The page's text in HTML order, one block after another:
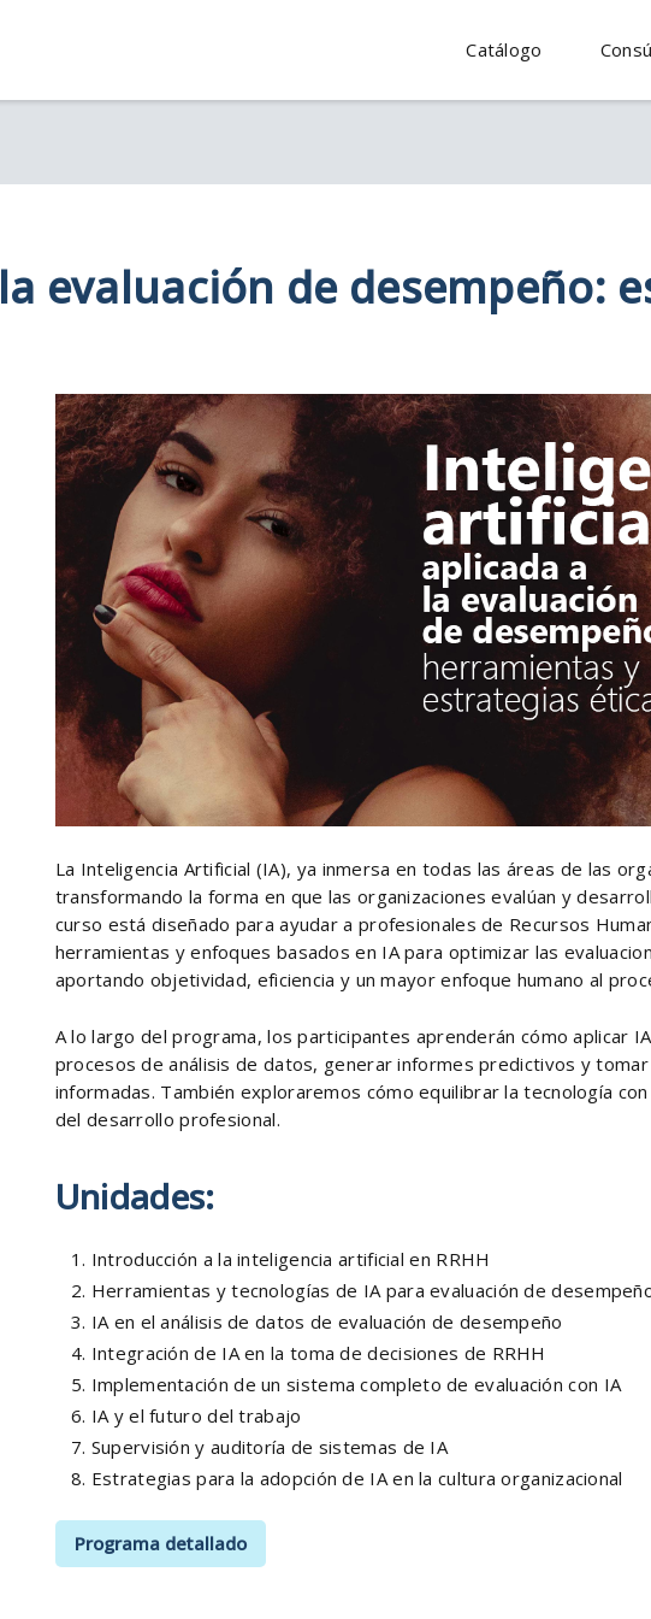
Catálogo
evaluación de desempeño:
La Inteligencia Artificial (IA), ya inmersa en todas las áreas de las
transformando la forma en que las organizaciones evalúan y
curso está diseñado para ayudar a profesionales de Recursos
herramientas y enfoques basados en IA para optimizar las
aportando objetividad, eficiencia y un mayor enfoque humano al
A lo largo del programa, los participantes aprenderán cómo aplicar
procesos de análisis de datos, generar informes predictivos y
informadas. También exploraremos cómo equilibrar la tecnología
del desarrollo profesional.
Unidades:
Introducción a la inteligencia artificial en RRHH
Herramientas y tecnologías de IA para evaluación de
IA en el análisis de datos de evaluación de desempeño
Integración de IA en la toma de decisiones de RRHH
Implementación de un sistema completo de evaluación con IA
IA y el futuro del trabajo
Supervisión y auditoría de sistemas de IA
Estrategias para la adopción de IA en la cultura organizacional
Programa detallado